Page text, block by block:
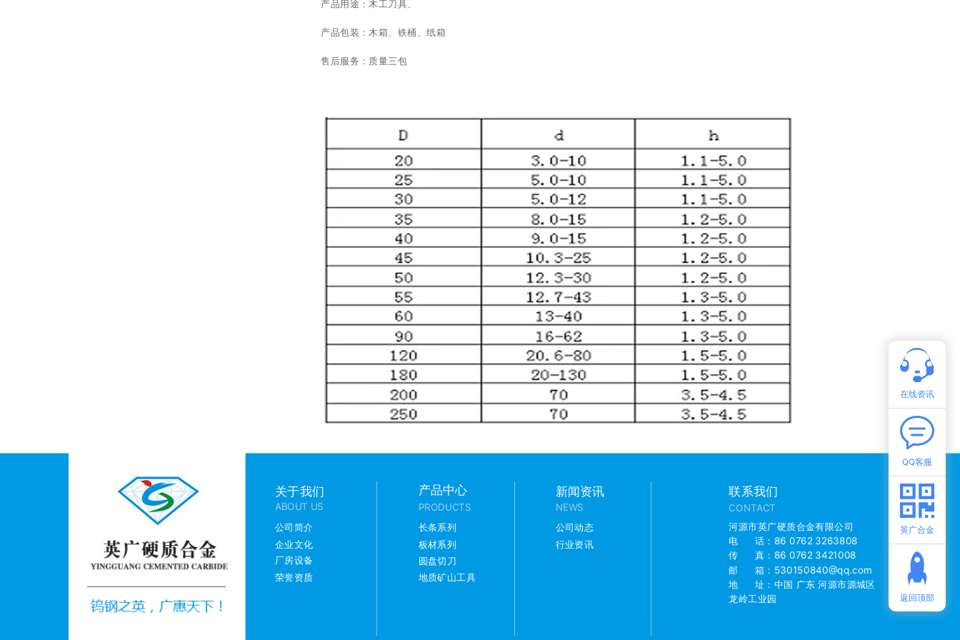
产品名称:
产品名称:
产品名称:
产品名称:
产品名称:
产品用途：木工刀具、
产品包装：木箱、铁桶、纸箱
售后服务：质量三包
关于我们 产品中心 新闻资讯 联系我们
ABOUT US PRODUCTS NEWS CONTACT
公司简介 长条系列
公司动态
行业资讯
板材系列
圆盘切刀
地质矿山工具
企业文化
厂房设备
荣誉资质
河源市英广硬质合金有限公司
电 话：86 0762 3263808
传 真：86 0762 3421008
邮 箱：530150840@qq.com
地 址：中国 广东 河源市源城区
龙岭工业园
在线资讯
QQ客服
英广合金
返回顶部